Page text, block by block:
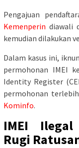
Pengajuan
Kemenperin diawali
kemudian dilakukan
Dalam kasus ini,
permohonan IMEI
Identity Register
permohonan
Kominfo.
IMEI Ilegal
Rugi